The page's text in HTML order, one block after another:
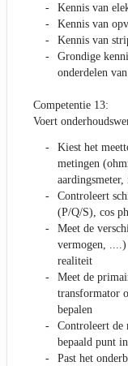
Kennis van
Kennis van
Kennis van
Grondige
onderdelen
Competentie 13:
Voert
Kiest het
metingen
Controleert
(P/Q/S), cos
Meet de
vermogen,
realiteit
Meet de
transformator
bepalen
Controleert de
bepaald punt
Past het